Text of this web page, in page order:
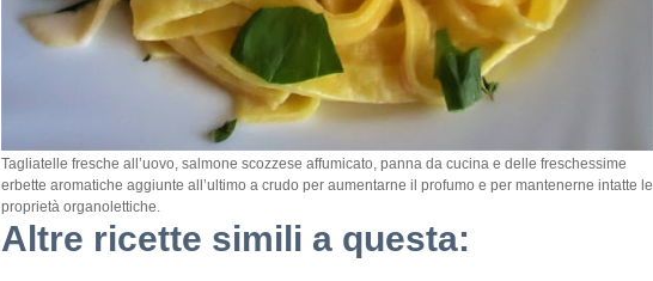
Tagliatelle fresche all’uovo, salmone scozzese affumicato, panna da cucina e delle freschessime
erbette aromatiche aggiunte all’ultimo a crudo per aumentarne il profumo e per mantenerne intatte le
proprietà organolettiche.
Altre ricette simili a questa: